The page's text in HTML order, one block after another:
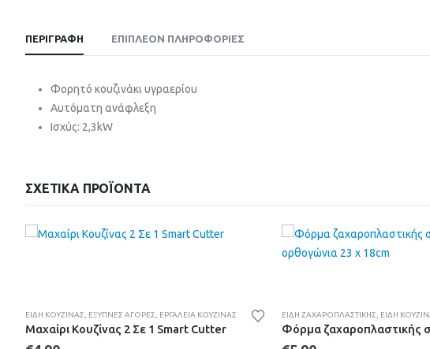
ΠΕΡΙΓΡΑΦΉ ΕΠΙΠΛΈΟΝ ΠΛΗΡΟΦΟΡΊΕΣ
Φορητό κουζινάκι υγραερίου
Αυτόματη ανάφλεξη
Ισχύς: 2,3kW
ΣΧΕΤΙΚΆ ΠΡΟΪΌΝΤΑ
ΕΊΔΗ ΚΟΥΖΊΝΑΣ, ΈΞΥΠΝΕΣ ΑΓΟΡΈΣ, ΕΡΓΑΛΕΊΑ ΚΟΥΖΊΝΑΣ
Μαχαίρι Κουζίνας 2 Σε 1 Smart Cutter
ΕΊΔΗ ΖΑΧΑΡΟΠΛΑΣΤΙΚΉΣ, ΕΊΔΗ